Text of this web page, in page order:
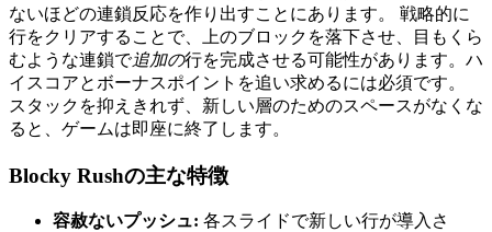
ないほどの連鎖反応を作り出すことにあります。 戦略的に
行をクリアすることで、上のブロックを落下させ、目もくら
むような連鎖で追加の行を完成させる可能性があります。ハ
イスコアとボーナスポイントを追い求めるには必須です。
スタックを抑えきれず、新しい層のためのスペースがなくな
ると、ゲームは即座に終了します。
Blocky Rushの主な特徴
容赦ないプッシュ: 各スライドで新しい行が導入さ